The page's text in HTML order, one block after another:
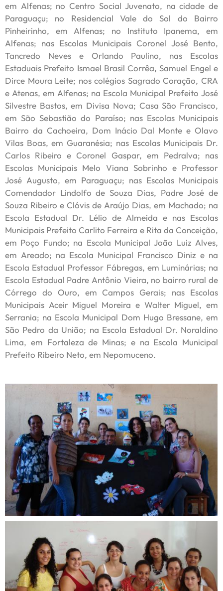
em Alfenas; no Centro Social Juvenato, na cidade de
Paraguaçu; no Residencial Vale do Sol do Bairro
Pinheirinho, em Alfenas; no Instituto Ipanema, em
Alfenas; nas Escolas Municipais Coronel José Bento,
Tancredo Neves e Orlando Paulino, nas Escolas
Estaduais Prefeito Ismael Brasil Corrêa, Samuel Engel e
Dirce Moura Leite; nos colégios Sagrado Coração, CRA
e Atenas, em Alfenas; na Escola Municipal Prefeito José
Silvestre Bastos, em Divisa Nova; Casa São Francisco,
em São Sebastião do Paraíso; nas Escolas Municipais
Bairro da Cachoeira, Dom Inácio Dal Monte e Olavo
Vilas Boas, em Guaranésia; nas Escolas Municipais Dr.
Carlos Ribeiro e Coronel Gaspar, em Pedralva; nas
Escolas Municipais Melo Viana Sobrinho e Professor
José Augusto, em Paraguaçu; nas Escolas Municipais
Comendador Lindolfo de Souza Dias, Padre José de
Souza Ribeiro e Clóvis de Araújo Dias, em Machado; na
Escola Estadual Dr. Lélio de Almeida e nas Escolas
Municipais Prefeito Carlito Ferreira e Rita da Conceição,
em Poço Fundo; na Escola Municipal João Luiz Alves,
em Areado; na Escola Municipal Francisco Diniz e na
Escola Estadual Professor Fábregas, em Luminárias; na
Escola Estadual Padre Antônio Vieira, no bairro rural de
Córrego do Ouro, em Campos Gerais; nas Escolas
Municipais Aceir Miguel Moreira e Walter Miguel, em
Serrania; na Escola Municipal Dom Hugo Bressane, em
São Pedro da União; na Escola Estadual Dr. Noraldino
Lima, em Fortaleza de Minas; e na Escola Municipal
Prefeito Ribeiro Neto, em Nepomuceno.